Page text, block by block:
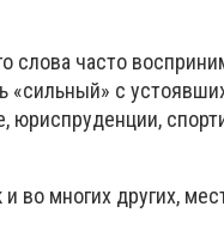
слова часто
«сильный» с
юриспруденции,
и во многих других,